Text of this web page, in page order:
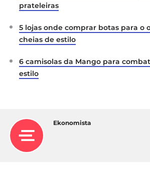
prateleiras
5 lojas onde comprar botas para o
cheias de estilo
6 camisolas da Mango para
estilo
Ekonomista